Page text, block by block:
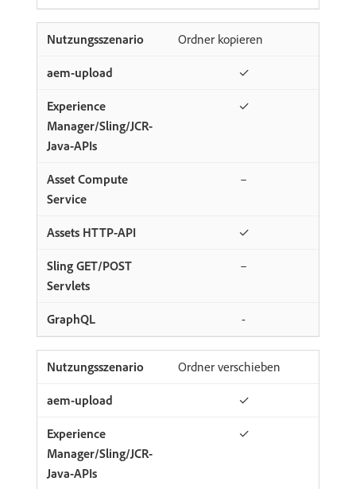
Ordner kopieren
✓
✓
–
✓
–
-
Ordner verschieben
✓
✓